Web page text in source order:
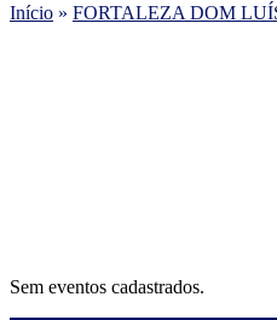
Início » FORTALEZA DOM
Sem eventos cadastrados.